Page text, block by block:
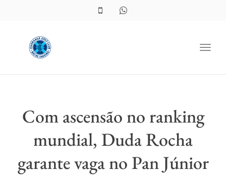
Com ascensão no ranking
mundial, Duda Rocha
garante vaga no Pan Júnior